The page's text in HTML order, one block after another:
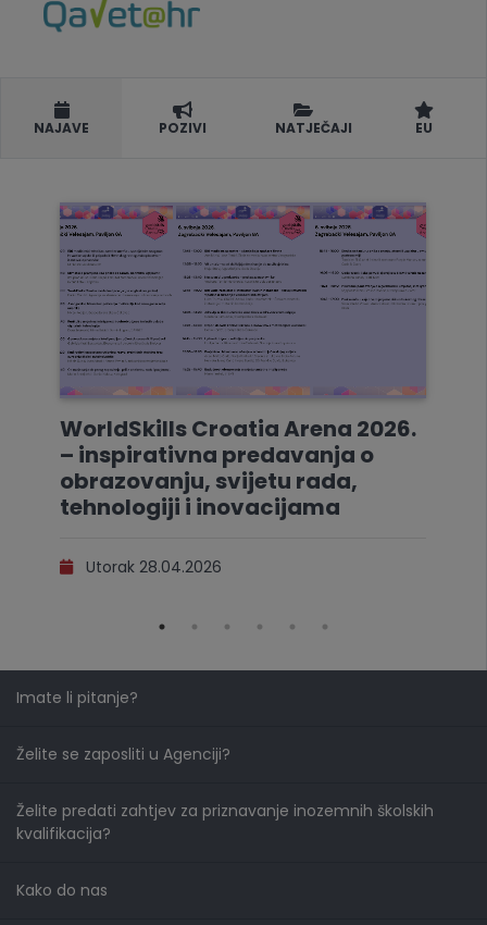
NAJAVE POZIVI NATJEČAJI EU
WorldSkills Croatia Arena 2026.
– inspirativna predavanja o
obrazovanju, svijetu rada,
tehnologiji i inovacijama
Utorak 28.04.2026
Imate li pitanje?
Želite se zaposliti u Agenciji?
Želite predati zahtjev za priznavanje inozemnih školskih
kvalifikacija?
Kako do nas